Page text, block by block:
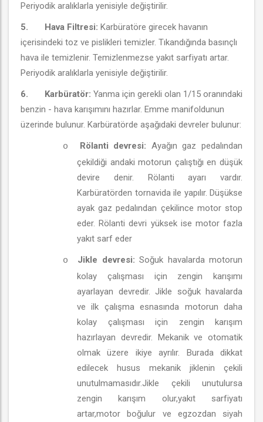
Periyodik aralıklarla yenisiyle değiştirilir.
5.
Hava Filtresi: Karbüratöre girecek havanın
içerisindeki toz ve pislikleri temizler. Tıkandığında basınçlı
hava ile temizlenir. Temizlenmezse yakıt sarfiyatı artar.
Periyodik aralıklarla yenisiyle değiştirilir.
6.
Karbüratör: Yanma için gerekli olan 1/15 oranındaki
benzin - hava karışımını hazırlar. Emme manifoldunun
üzerinde bulunur. Karbüratörde aşağıdaki devreler bulunur:
o Rölanti devresi: Ayağın gaz pedalından
çekildiği andaki motorun çalıştığı en düşük
devire denir. Rölanti ayarı vardır.
Karbüratörden tornavida ile yapılır. Düşükse
ayak gaz pedalından çekilince motor stop
eder. Rölanti devri yüksek ise motor fazla
yakıt sarf eder
o Jikle devresi: Soğuk havalarda motorun
kolay çalışması için zengin karışımı
ayarlayan devredir. Jikle soğuk havalarda
ve ilk çalışma esnasında motorun daha
kolay çalışması için zengin karışım
hazırlayan devredir. Mekanik ve otomatik
olmak üzere ikiye ayrılır. Burada dikkat
edilecek husus mekanik jiklenin çekili
unutulmamasıdır.Jikle çekili unutulursa
zengin karışım olur,yakıt sarfiyatı
artar,motor boğulur ve egzozdan siyah